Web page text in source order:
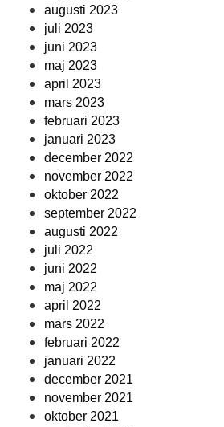
augusti 2023
juli 2023
juni 2023
maj 2023
april 2023
mars 2023
februari 2023
januari 2023
december 2022
november 2022
oktober 2022
september 2022
augusti 2022
juli 2022
juni 2022
maj 2022
april 2022
mars 2022
februari 2022
januari 2022
december 2021
november 2021
oktober 2021